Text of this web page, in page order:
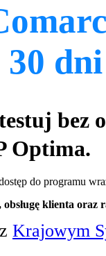
dni
bez
Optima.
do programu
obsługę klienta oraz
Krajowym